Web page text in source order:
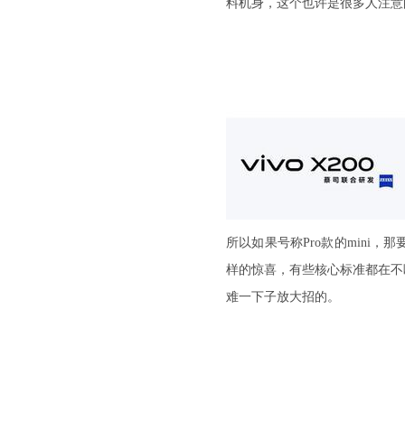
料机身，这个也许是很多人注
所以如果号称Pro款的mini，那
样的惊喜，有些核心标准都在
难一下子放大招的。